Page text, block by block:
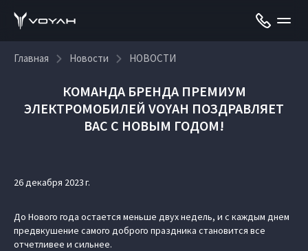
Главная Новости НОВОСТИ
КОМАНДА БРЕНДА ПРЕМИУМ
ЭЛЕКТРОМОБИЛЕЙ VOYAH ПОЗДРАВЛЯЕТ
ВАС С НОВЫМ ГОДОМ!
26 декабря 2023 г.
До Нового года остается меньше двух недель, и с каждым днем
предвкушение самого доброго праздника становится все
отчетливее и сильнее.